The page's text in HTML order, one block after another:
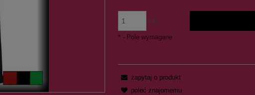
szt.
*- Pole wymagane
zapytaj o produkt
poleć znajomemu